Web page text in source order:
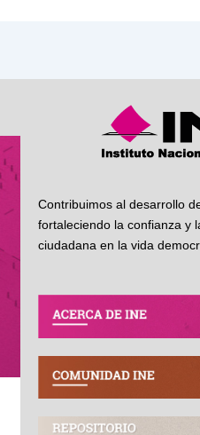
Contribuimos al desarrollo
fortaleciendo la confianza y
ciudadana en la vida